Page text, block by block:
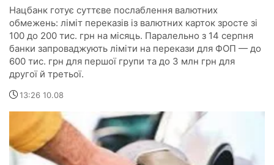
Нацбанк готує суттєве послаблення валютних
обмежень: ліміт переказів із валютних карток зросте зі
100 до 200 тис. грн на місяць. Паралельно з 14 серпня
банки запроваджують ліміти на перекази для ФОП — до
600 тис. грн для першої групи та до 3 млн грн для
другої й третьої.
13:26 10.08